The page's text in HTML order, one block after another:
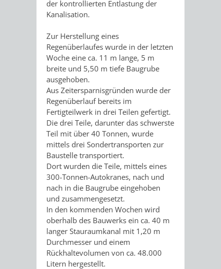
EINKAUFSSTADT
GEMEINSAME
AKTIONSREIHE
GUT
SANIERT?!
KLIMASCHUTZ-
NETZWERK
LADEINFRASTRUKTUR
WÄRMEPUMPEN
EIGNUNGSCHECK
der kontrollierten Entlastung der
Kanalisation.
Zur Herstellung eines
Regenüberlaufes wurde in der letzten
Woche eine ca. 11 m lange, 5 m
breite und 5,50 m tiefe Baugrube
ausgehoben.
Aus Zeitersparnisgründen wurde der
Regenüberlauf bereits im
Fertigteilwerk in drei Teilen gefertigt.
Die drei Teile, darunter das schwerste
Teil mit über 40 Tonnen, wurde
mittels drei Sondertransporten zur
Baustelle transportiert.
Dort wurden die Teile, mittels eines
300-Tonnen-Autokranes, nach und
nach in die Baugrube eingehoben
und zusammengesetzt.
In den kommenden Wochen wird
oberhalb des Bauwerks ein ca. 40 m
langer Stauraumkanal mit 1,20 m
Durchmesser und einem
Rückhaltevolumen von ca. 48.000
Litern hergestellt.